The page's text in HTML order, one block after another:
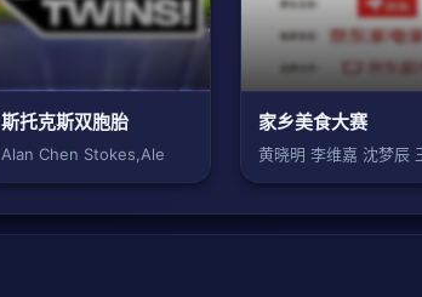
斯托克斯双胞胎
Alan Chen Stokes,Ale
家乡美食大赛